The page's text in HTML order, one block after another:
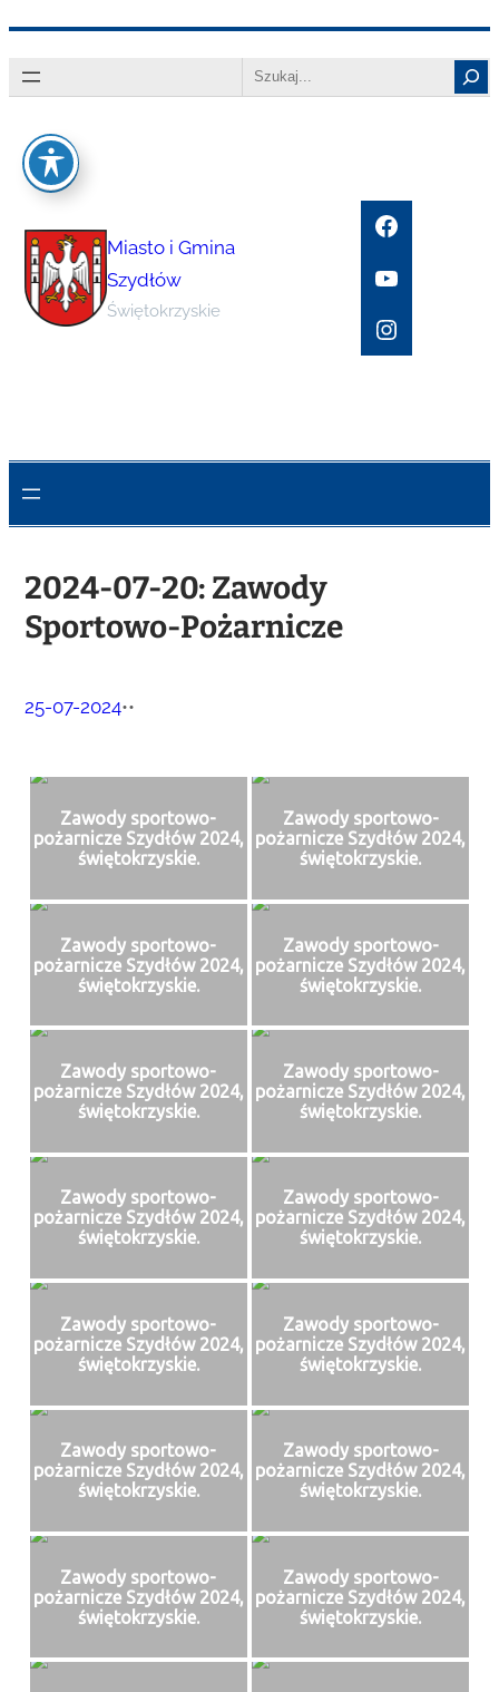
do
Search
Miasto i Gmina
Szydłów
Świętokrzyskie
Facebook
YouTube
Instagram
2024-07-20: Zawody
Sportowo-Pożarnicze
25-07-2024••
Zawody sportowo-
pożarnicze Szydłów 2024,
świętokrzyskie.
Zawody sportowo-
pożarnicze Szydłów 2024,
świętokrzyskie.
Zawody sportowo-
pożarnicze Szydłów 2024,
świętokrzyskie.
Zawody sportowo-
pożarnicze Szydłów 2024,
świętokrzyskie.
Zawody sportowo-
pożarnicze Szydłów 2024,
świętokrzyskie.
Zawody sportowo-
pożarnicze Szydłów 2024,
świętokrzyskie.
Zawody sportowo-
pożarnicze Szydłów 2024,
świętokrzyskie.
Zawody sportowo-
pożarnicze Szydłów 2024,
świętokrzyskie.
Zawody sportowo-
pożarnicze Szydłów 2024,
świętokrzyskie.
Zawody sportowo-
pożarnicze Szydłów 2024,
świętokrzyskie.
Zawody sportowo-
pożarnicze Szydłów 2024,
świętokrzyskie.
Zawody sportowo-
pożarnicze Szydłów 2024,
świętokrzyskie.
Zawody sportowo-
pożarnicze Szydłów 2024,
świętokrzyskie.
Zawody sportowo-
pożarnicze Szydłów 2024,
świętokrzyskie.